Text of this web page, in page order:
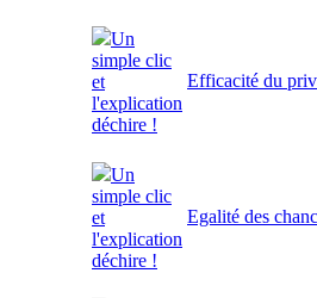
Un
simple clic
et
l'explication
déchire !
Efficacité du
Un
simple clic
et
l'explication
déchire !
Egalité des